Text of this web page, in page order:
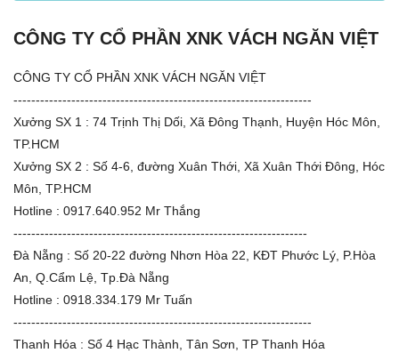
CÔNG TY CỔ PHẦN XNK VÁCH NGĂN VIỆT
CÔNG TY CỔ PHẦN XNK VÁCH NGĂN VIỆT
-------------------------------------------------------------------
Xưởng SX 1 : 74 Trịnh Thị Dối, Xã Đông Thạnh, Huyện Hóc Môn,
TP.HCM
Xưởng SX 2 : Số 4-6, đường Xuân Thới, Xã Xuân Thới Đông, Hóc
Môn, TP.HCM
Hotline : 0917.640.952 Mr Thắng
------------------------------------------------------------------
Đà Nẵng : Số 20-22 đường Nhơn Hòa 22, KĐT Phước Lý, P.Hòa
An, Q.Cẩm Lệ, Tp.Đà Nẵng
Hotline : 0918.334.179 Mr Tuấn
-------------------------------------------------------------------
Thanh Hóa : Số 4 Hạc Thành, Tân Sơn, TP Thanh Hóa